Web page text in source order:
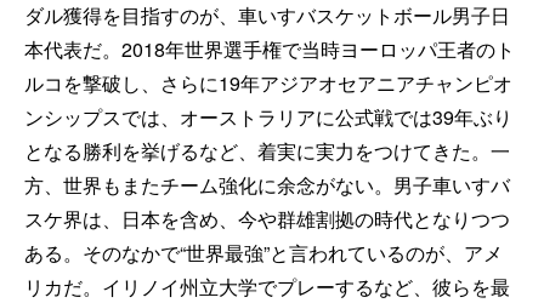
ダル獲得を目指すのが、車いすバスケットボール男子日
本代表だ。2018年世界選手権で当時ヨーロッパ王者のト
ルコを撃破し、さらに19年アジアオセアニアチャンピオ
ンシップスでは、オーストラリアに公式戦では39年ぶり
となる勝利を挙げるなど、着実に実力をつけてきた。一
方、世界もまたチーム強化に余念がない。男子車いすバ
スケ界は、日本を含め、今や群雄割拠の時代となりつつ
ある。そのなかで“世界最強”と言われているのが、アメ
リカだ。イリノイ州立大学でプレーするなど、彼らを最